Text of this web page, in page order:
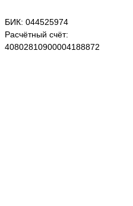
БИК: 044525974
Расчётный счёт:
40802810900004188872